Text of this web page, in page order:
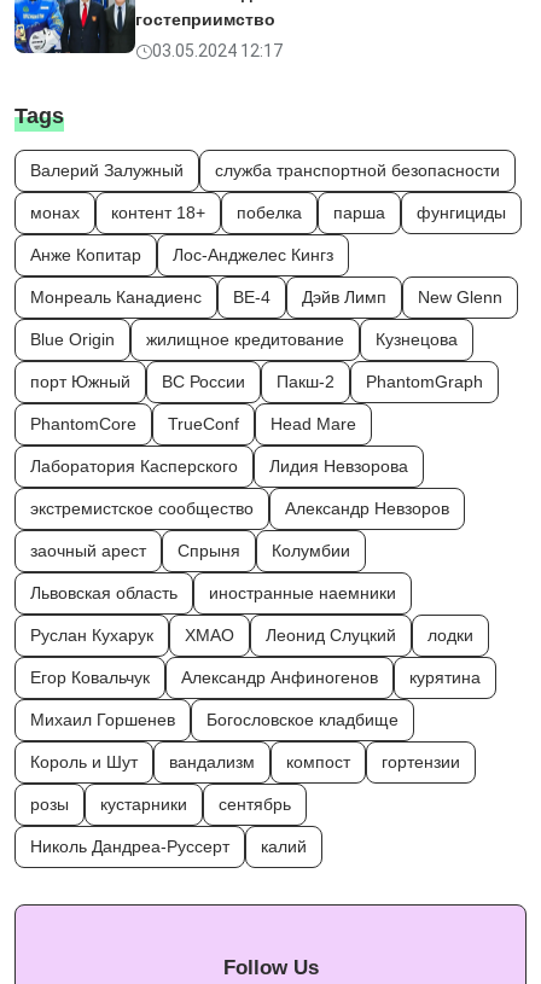
гостеприимство
03.05.2024 12:17
Tags
Валерий Залужный служба транспортной безопасности
монах контент 18+ побелка парша фунгициды
Анже Копитар Лос-Анджелес Кингз
Монреаль Канадиенс BE-4 Дэйв Лимп New Glenn
Blue Origin жилищное кредитование Кузнецова
порт Южный ВС России Пакш-2 PhantomGraph
PhantomCore TrueConf Head Mare
Лаборатория Касперского Лидия Невзорова
экстремистское сообщество Александр Невзоров
заочный арест Спрыня Колумбии
Львовская область иностранные наемники
Руслан Кухарук ХМАО Леонид Слуцкий лодки
Егор Ковальчук Александр Анфиногенов курятина
Михаил Горшенев Богословское кладбище
Король и Шут вандализм компост гортензии
розы кустарники сентябрь
Николь Дандреа-Руссерт калий
Follow Us